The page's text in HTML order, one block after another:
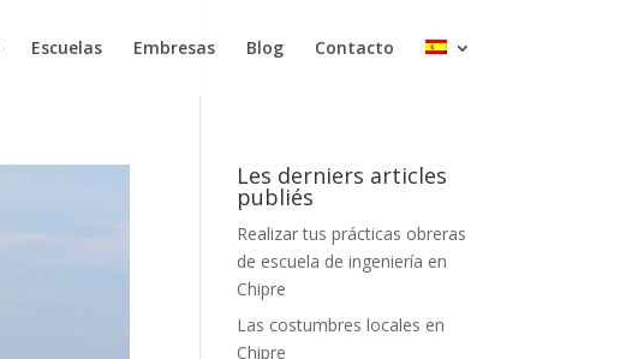
Escuelas Embresas Blog Contacto
Les derniers articles
publiés
Realizar tus prácticas obreras
de escuela de ingeniería en
Chipre
Las costumbres locales en
Chipre